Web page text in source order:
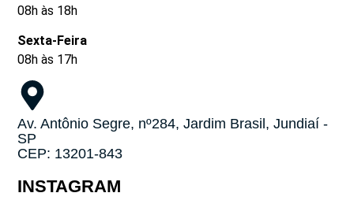
08h às 18h
Sexta-Feira
08h às 17h
Av. Antônio Segre, nº284, Jardim Brasil, Jundiaí -
SP
CEP: 13201-843
INSTAGRAM